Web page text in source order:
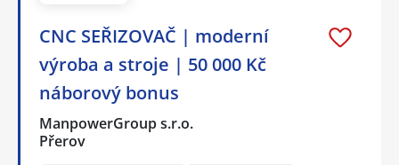
CNC SEŘIZOVAČ | moderní
výroba a stroje | 50 000 Kč
náborový bonus
ManpowerGroup s.r.o.
Přerov